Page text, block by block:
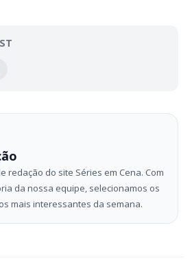
redação do site Séries em Cena. Com
da nossa equipe, selecionamos os
mais interessantes da semana.